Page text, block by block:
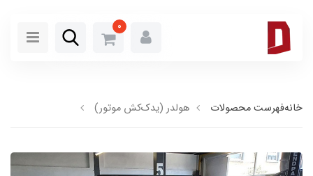
0
خانهفهرست محصولات هولدر (یدک‌کش موتور)